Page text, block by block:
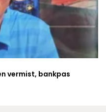
vermist, bankpas